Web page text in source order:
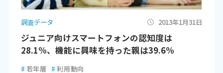
調査データ 2013年1月31日
ジュニア向けスマートフォンの認知度は
28.1%、機能に興味を持った親は39.6%
# 若年層 # 利用動向